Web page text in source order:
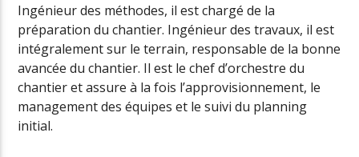
Ingénieur des méthodes, il est chargé de la
préparation du chantier. Ingénieur des travaux, il est
intégralement sur le terrain, responsable de la bonne
avancée du chantier. Il est le chef d’orchestre du
chantier et assure à la fois l’approvisionnement, le
management des équipes et le suivi du planning
initial.